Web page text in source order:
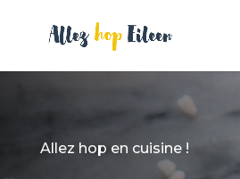
Allez hop en cuisine !